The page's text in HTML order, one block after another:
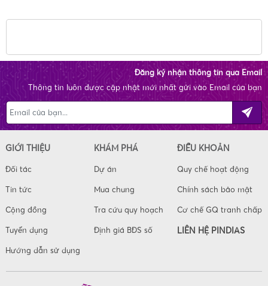
Đăng ký nhận thông tin qua Email
Thông tin luôn được cập nhật mới nhất gửi vào Email của bạn
GIỚI THIỆU
Đối tác
Tin tức
Cộng đồng
Tuyển dụng
Hướng dẫn sử dụng
KHÁM PHÁ
Dự án
Mua chung
Tra cứu quy hoạch
Định giá BĐS số
ĐIỀU KHOẢN
Quy chế hoạt động
Chính sách bảo mật
Cơ chế GQ tranh chấp
LIÊN HỆ PINDIAS